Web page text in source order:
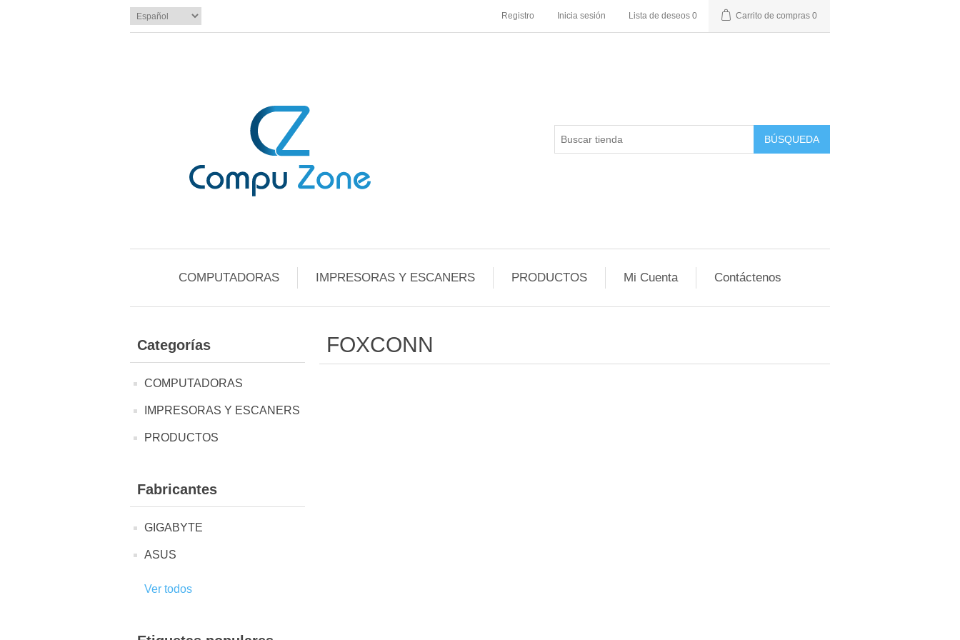
Registro Inicia sesión Lista de deseos 0 Carrito de compras 0
BÚSQUEDA
COMPUTADORAS IMPRESORAS Y ESCANERS PRODUCTOS Mi Cuenta Contáctenos
Categorías
COMPUTADORAS
IMPRESORAS Y ESCANERS
PRODUCTOS
Fabricantes
GIGABYTE
ASUS
Ver todos
FOXCONN